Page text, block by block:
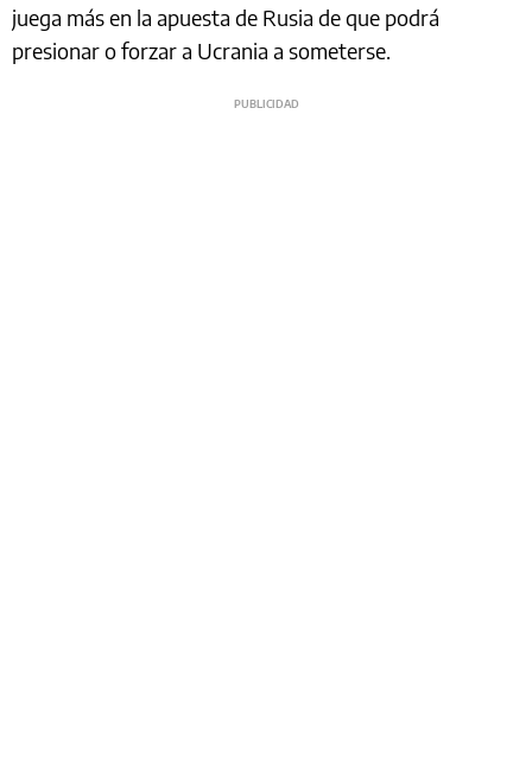
juega más en la apuesta de Rusia de que podrá
presionar o forzar a Ucrania a someterse.